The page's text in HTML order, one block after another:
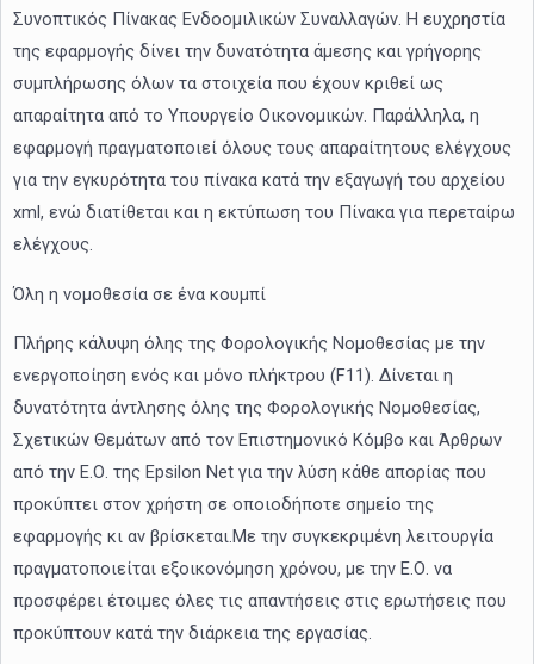
Συνοπτικός Πίνακας Ενδοομιλικών Συναλλαγών. Η ευχρηστία
της εφαρμογής δίνει την δυνατότητα άμεσης και γρήγορης
συμπλήρωσης όλων τα στοιχεία που έχουν κριθεί ως
απαραίτητα από το Υπουργείο Οικονομικών. Παράλληλα, η
εφαρμογή πραγματοποιεί όλους τους απαραίτητους ελέγχους
για την εγκυρότητα του πίνακα κατά την εξαγωγή του αρχείου
xml, ενώ διατίθεται και η εκτύπωση του Πίνακα για περεταίρω
ελέγχους.
Όλη η νομοθεσία σε ένα κουμπί
Πλήρης κάλυψη όλης της Φορολογικής Νομοθεσίας με την
ενεργοποίηση ενός και μόνο πλήκτρου (F11). Δίνεται η
δυνατότητα άντλησης όλης της Φορολογικής Νομοθεσίας,
Σχετικών Θεμάτων από τον Επιστημονικό Κόμβο και Άρθρων
από την Ε.Ο. της Epsilon Net για την λύση κάθε απορίας που
προκύπτει στον χρήστη σε οποιοδήποτε σημείο της
εφαρμογής κι αν βρίσκεται.Με την συγκεκριμένη λειτουργία
πραγματοποιείται εξοικονόμηση χρόνου, με την Ε.Ο. να
προσφέρει έτοιμες όλες τις απαντήσεις στις ερωτήσεις που
προκύπτουν κατά την διάρκεια της εργασίας.